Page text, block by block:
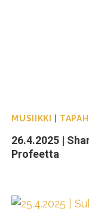
MUSIIKKI
26.4.2025 |
Profeetta